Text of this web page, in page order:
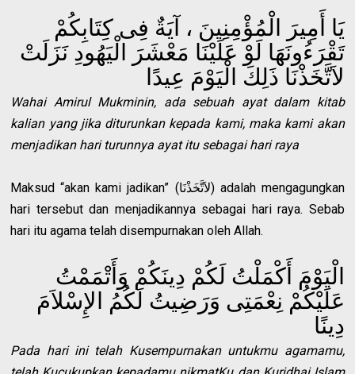
يَا أَمِيرَ الْمُؤْمِنِينَ ، آيَةٌ فِى كِتَابِكُمْ
تَقْرَءُونَهَا لَوْ عَلَيْنَا مَعْشَرَ الْيَهُودِ نَزَلَتْ
لاَتَّخَذْنَا ذَلِكَ الْيَوْمَ عِيدًا
Wahai Amirul Mukminin, ada sebuah ayat dalam kitab
kalian yang jika diturunkan kepada kami, maka kami akan
menjadikan hari turunnya ayat itu sebagai hari raya
Maksud “akan kami jadikan” (لاَتَّخَذْنَا) adalah mengagungkan
hari tersebut dan menjadikannya sebagai hari raya. Sebab
hari itu agama telah disempurnakan oleh Allah.
الْيَوْمَ أَكْمَلْتُ لَكُمْ دِينَكُمْ وَأَتْمَمْتُ
عَلَيْكُمْ نِعْمَتِى وَرَضِيتُ لَكُمُ الإِسْلاَمَ
دِينًا
Pada hari ini telah Kusempurnakan untukmu agamamu,